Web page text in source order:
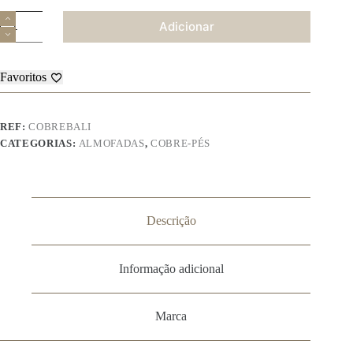
Quantidade
de
Cobre-
–
Bali
Adicionar
Favoritos
REF:COBREBALI
CATEGORIAS: ALMOFADAS, COBRE-PÉS
Descrição
Informação adicional
Marca